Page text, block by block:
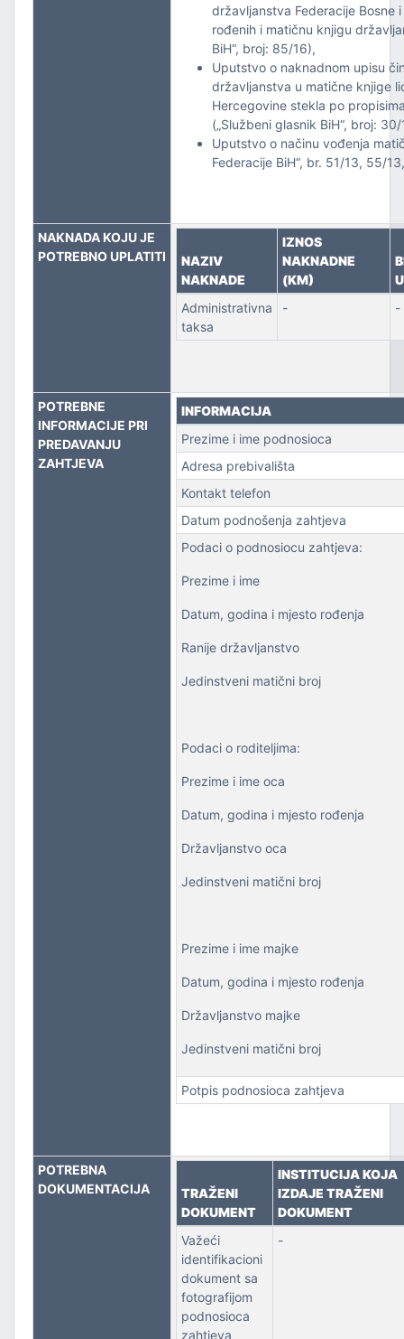
IZBJEGLICE I RASELJENA LICA
državljanstva Federacije Bosne
rođenih i matičnu knjigu
BiH“, broj: 85/16),
Uputstvo o naknadnom upisu
državljanstva u matične knjige
Hercegovine stekla po
(„Službeni glasnik BiH“, broj:
Uputstvo o načinu vođenja
Federacije BiH“, br. 51/13, 55/
NAKNADA KOJU JE
POTREBNO UPLATITI
NAZIV
NAKNADE
IZNOS
NAKNADNE
(KM)
Administrativna
taksa
- -
POTREBNE
INFORMACIJE PRI
PREDAVANJU
ZAHTJEVA
INFORMACIJA
Prezime i ime podnosioca
Adresa prebivališta
Kontakt telefon
Datum podnošenja zahtjeva
Podaci o podnosiocu zahtjeva:
Prezime i ime
Datum, godina i mjesto rođenja
Ranije državljanstvo
Jedinstveni matični broj
Podaci o roditeljima:
Prezime i ime oca
Datum, godina i mjesto rođenja
Državljanstvo oca
Jedinstveni matični broj
Prezime i ime majke
Datum, godina i mjesto rođenja
Državljanstvo majke
Jedinstveni matični broj
Potpis podnosioca zahtjeva
POTREBNA
DOKUMENTACIJA
TRAŽENI
DOKUMENT
INSTITUCIJA KOJA
IZDAJE TRAŽENI
DOKUMENT
Važeći
identifikacioni
dokument sa
fotografijom
podnosioca
zahtjeva
-